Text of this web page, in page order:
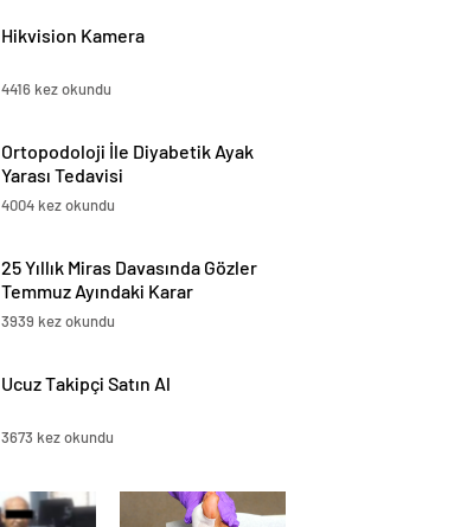
Hikvision Kamera
4416 kez okundu
Ortopodoloji İle Diyabetik Ayak
Yarası Tedavisi
4004 kez okundu
25 Yıllık Miras Davasında Gözler
Temmuz Ayındaki Karar
Duruşmasına Çevrildi
3939 kez okundu
Ucuz Takipçi Satın Al
3673 kez okundu